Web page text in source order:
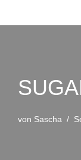
von Sascha